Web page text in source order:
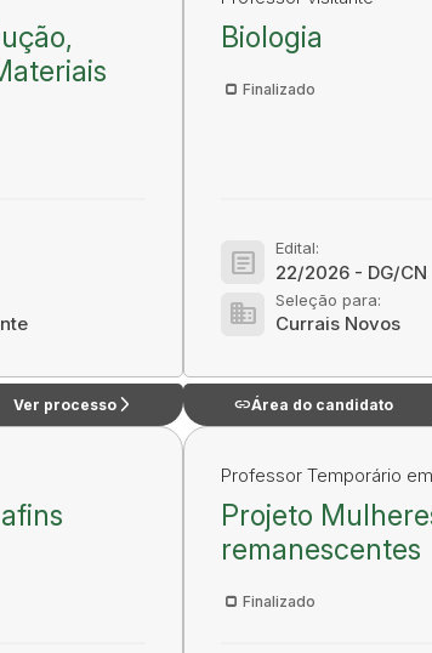
Ver processoarrow_forward_ios
Biologia
Finalizado
article Edital:
22/2026 - DG/CN
domain Seleção para:
Currais Novos
linkÁrea do candidato
Professor Temporário
Projeto
remanescentes
Finalizado